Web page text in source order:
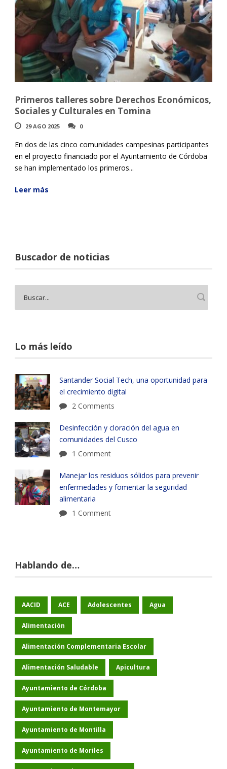
Primeros talleres sobre Derechos Económicos,
Sociales y Culturales en Tomina
29 AGO 2025 0
En dos de las cinco comunidades campesinas participantes
en el proyecto financiado por el Ayuntamiento de Córdoba
se han implementado los primeros...
Leer más
Buscador de noticias
Lo más leído
Santander Social Tech, una oportunidad para
el crecimiento digital
2 Comments
Desinfección y cloración del agua en
comunidades del Cusco
1 Comment
Manejar los residuos sólidos para prevenir
enfermedades y fomentar la seguridad
alimentaria
1 Comment
Hablando de…
AACID ACE Adolescentes Agua
Alimentación
Alimentación Complementaria Escolar
Alimentación Saludable Apicultura
Ayuntamiento de Córdoba
Ayuntamiento de Montemayor
Ayuntamiento de Montilla
Ayuntamiento de Moriles